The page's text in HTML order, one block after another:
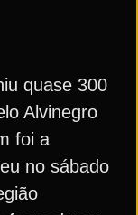
quase 300
Alvinegro
foi a
no sábado